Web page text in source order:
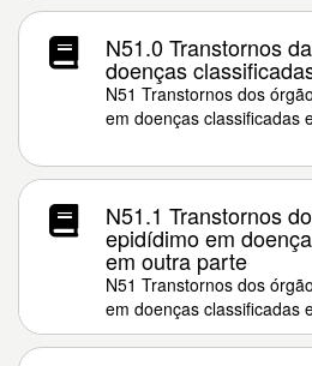
N51.0 Transtornos
doenças
N51 Transtornos dos
em doenças classificadas
N51.1 Transtornos
epidídimo em
em outra parte
N51 Transtornos dos
em doenças classificadas